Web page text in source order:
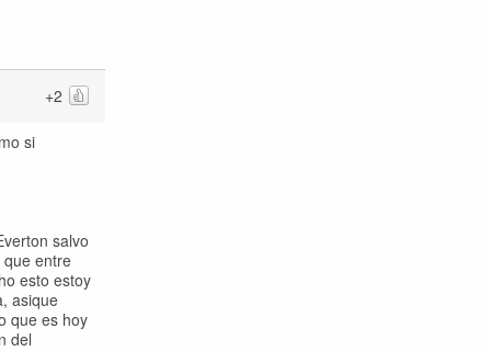
+2
si
salvo
entre
esto estoy
asique
que es hoy
del